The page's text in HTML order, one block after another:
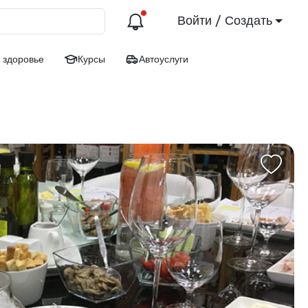
Войти / Создать
Курсы Автоуслуги